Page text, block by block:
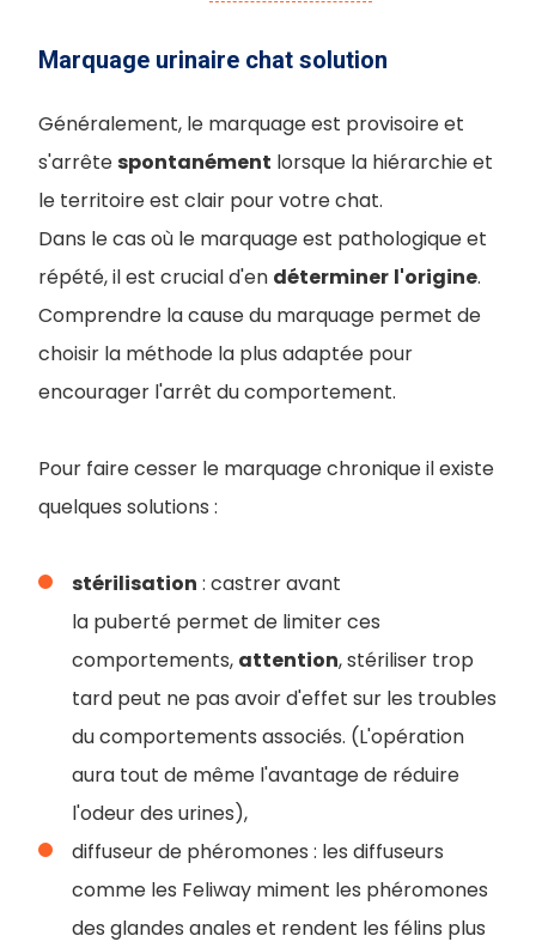
Marquage urinaire chat solution
Généralement, le marquage est provisoire et
s'arrêtespontanément lorsque la hiérarchie et
le territoire est clair pour votre chat.
Dans le cas où le marquage est pathologique et
répété, il est crucial d'en déterminer l'origine.
Comprendre la cause du marquage permet de
choisir la méthode la plus adaptée pour
encourager l'arrêt du comportement.
Pour faire cesser le marquage chronique il existe
quelques solutions :
stérilisation : castrer avant
la puberté permet de limiter ces
comportements, attention, stériliser trop
tard peut ne pas avoir d'effet sur les troubles
du comportements associés. (L'opération
aura tout de même l'avantage de réduire
l'odeur des urines),
diffuseur de phéromones : les diffuseurs
comme les Feliway miment les phéromones
des glandes anales et rendent les félins plus